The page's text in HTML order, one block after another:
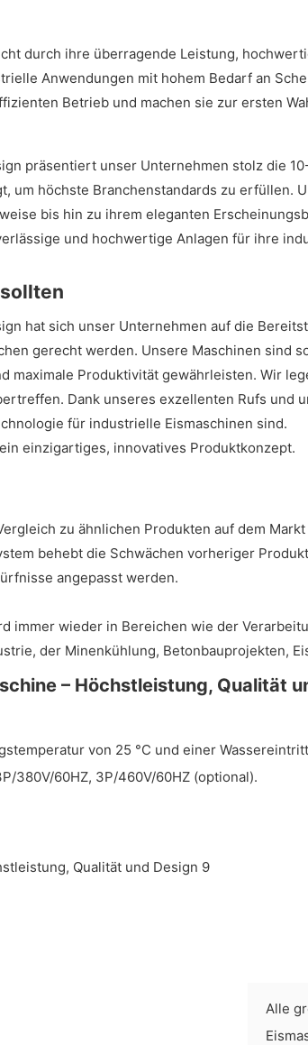
durch ihre überragende Leistung,
Anwendungen mit hohem Bedarf an
Betrieb und machen sie zur ersten
präsentiert unser Unternehmen stolz die
um höchste Branchenstandards zu erfüllen.
bis hin zu ihrem eleganten
und hochwertige Anlagen für ihre
hat sich unser Unternehmen auf die
gerecht werden. Unsere Maschinen sind
maximale Produktivität gewährleisten. Wir
Dank unseres exzellenten Rufs und
für industrielle Eismaschinen sind.
einzigartiges, innovatives Produktkonzept.
zu ähnlichen Produkten auf dem
behebt die Schwächen vorheriger
angepasst werden.
immer wieder in Bereichen wie der
der Minenkühlung, Betonbauprojekten,
von 25 °C und einer
380V/60HZ, 3P/460V/60HZ (optional).
Alle